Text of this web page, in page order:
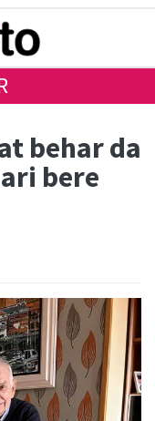
behar da
bere